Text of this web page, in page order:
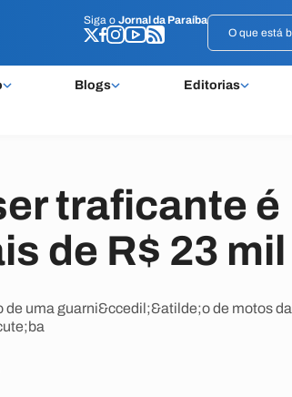
Siga o Jornal da Paraíba
Blogs Editorias
Siga o Jornal da Paraíba
traficante é
de R$ 23 mil
uma guarni&ccedil;&atilde;o de motos da